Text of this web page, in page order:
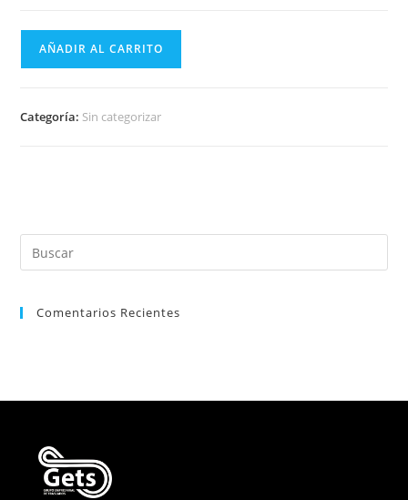
AÑADIR AL CARRITO
Categoría: Sin categorizar
Comentarios Recientes